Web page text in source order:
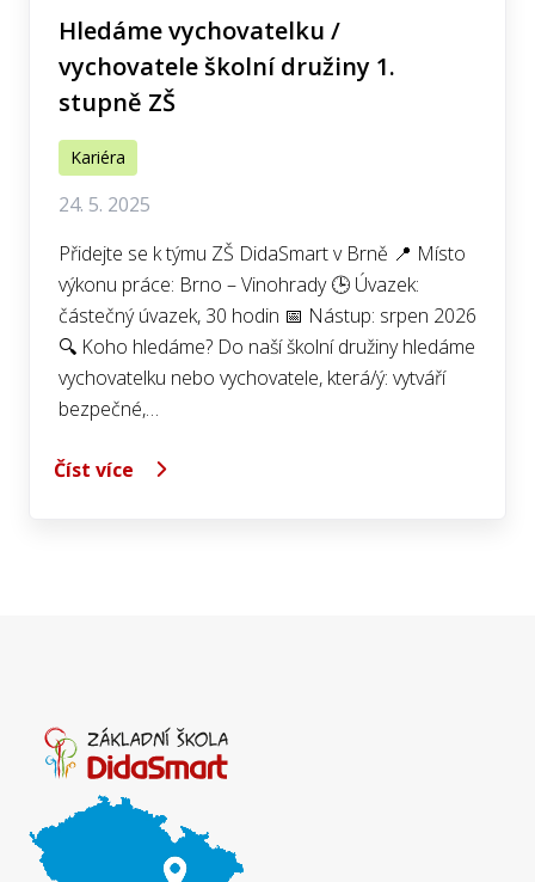
Hledáme vychovatelku /
vychovatele školní družiny 1.
stupně ZŠ
Kariéra
24. 5. 2025
Přidejte se k týmu ZŠ DidaSmart v Brně 📍 Místo
výkonu práce: Brno – Vinohrady 🕒 Úvazek:
částečný úvazek, 30 hodin 📅 Nástup: srpen 2026
🔍 Koho hledáme? Do naší školní družiny hledáme
vychovatelku nebo vychovatele, která/ý: vytváří
bezpečné,…
Číst více